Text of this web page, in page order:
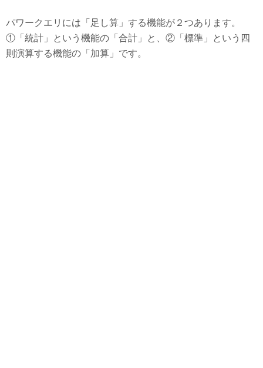
パワークエリには「足し算」する機能が２つあります。
①「統計」という機能の「合計」と、②「標準」という四
則演算する機能の「加算」です。